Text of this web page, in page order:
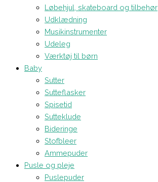
Løbehjul, skateboard og tilbehør
Udklædning
Musikinstrumenter
Udeleg
Værktøj til børn
Baby
Sutter
Sutteflasker
Spisetid
Sutteklude
Bideringe
Stofbleer
Ammepuder
Pusle og pleje
Puslepuder